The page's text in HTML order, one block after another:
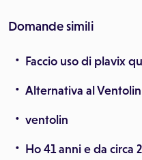
Domande simili
Faccio uso di plavix
Alternativa al
ventolin
Ho 41 anni e da circa